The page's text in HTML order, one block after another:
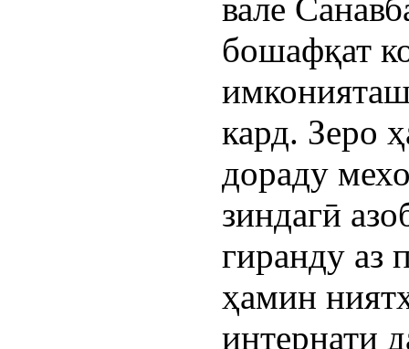
вале
бошафқат
кард. Зеро
дораду
зиндагӣ
гиранду аз
ҳамин
интернати